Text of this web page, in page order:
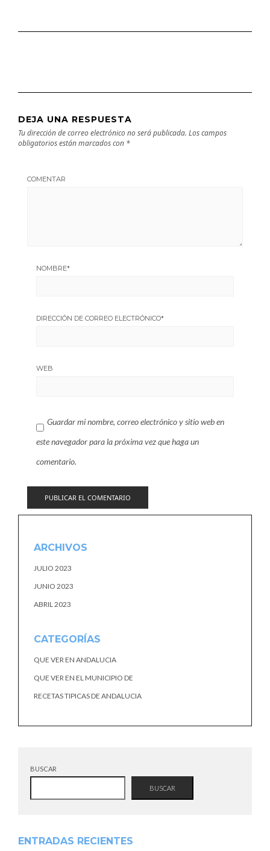
DEJA UNA RESPUESTA
Tu dirección de correo electrónico no será publicada. Los campos
obligatorios están marcados con *
COMENTAR
NOMBRE*
DIRECCIÓN DE CORREO ELECTRÓNICO*
WEB
Guardar mi nombre, correo electrónico y sitio web en
este navegador para la próxima vez que haga un
comentario.
ARCHIVOS
JULIO 2023
JUNIO 2023
ABRIL 2023
CATEGORÍAS
QUE VER EN ANDALUCIA
QUE VER EN EL MUNICIPIO DE
RECETAS TIPICAS DE ANDALUCIA
BUSCAR
BUSCAR
ENTRADAS RECIENTES